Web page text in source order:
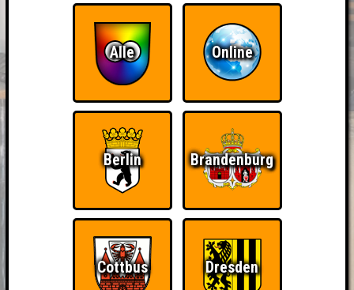
Alle Online
Berlin Brandenburg
Cottbus Dresden